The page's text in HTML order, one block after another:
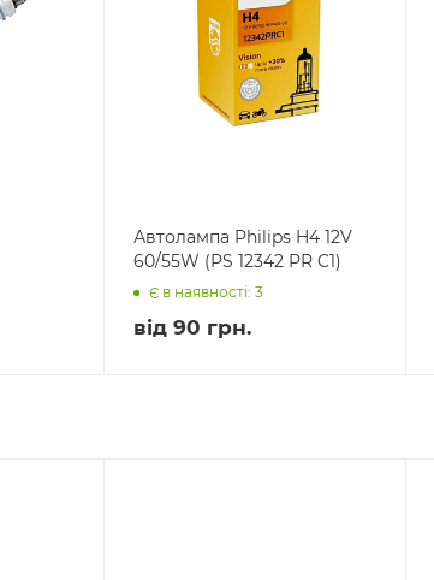
Автолампа Philips H4 12V
60/55W (PS 12342 PR C1)
Є в наявності: 3
від 90 грн.